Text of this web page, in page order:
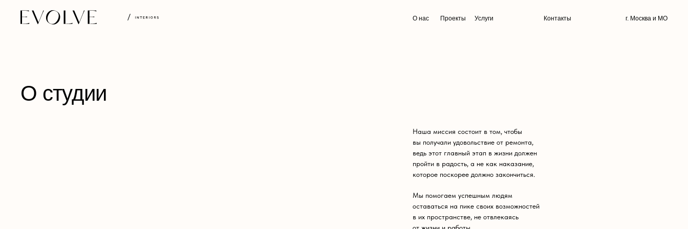
О нас Проекты Услуги Контакты г. Москва и МО
О студии
Наша миссия состоит в том, чтобы
вы получали удовольствие от ремонта,
ведь этот главный этап в жизни должен
пройти в радость, а не как наказание,
которое поскорее должно закончиться.
Мы помогаем успешным людям
оставаться на пике своих возможностей
в их пространстве, не отвлекаясь